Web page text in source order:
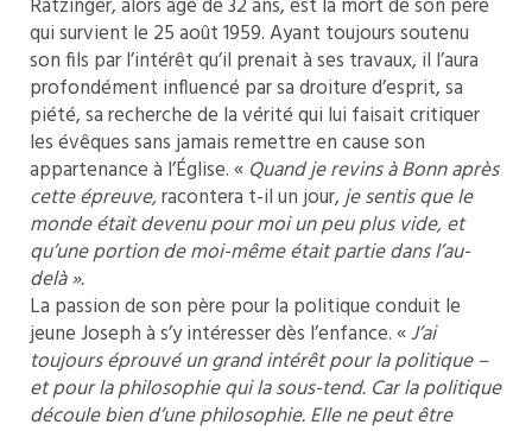
Ratzinger, alors âgé de 32 ans, est la mort de son père
qui survient le 25 août 1959. Ayant toujours soutenu
son fils par l’intérêt qu’il prenait à ses travaux, il l’aura
profondément influencé par sa droiture d’esprit, sa
piété, sa recherche de la vérité qui lui faisait critiquer
les évêques sans jamais remettre en cause son
appartenance à l’Église. « Quand je revins à Bonn après
cette épreuve,racontera t-il un jour,je sentis que le
monde était devenu pour moi un peu plus vide, et
qu’une portion de moi-même était partie dans l’au-
delà ».
La passion de son père pour la politique conduit le
jeune Joseph à s’y intéresser dès l’enfance. «J’ai
toujours éprouvé un grand intérêt pour la politique –
et pour la philosophie qui la sous-tend. Car la politique
découle bien d’une philosophie. Elle ne peut être